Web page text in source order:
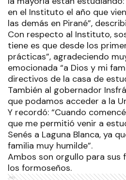
en el Instituto el año que
las demás en Pirané”,
Con respecto al Instituto,
tiene es que desde los
prácticas”, agradeciendo
emocionada “a Dios y mi
directivos de la casa de
También al gobernador
que podamos acceder a la
Y recordó: “Cuando
que me permitió venir a
Senés a Laguna Blanca, ya
familia muy humilde”.
Ambos son orgullo para sus
los formoseños.
Ads